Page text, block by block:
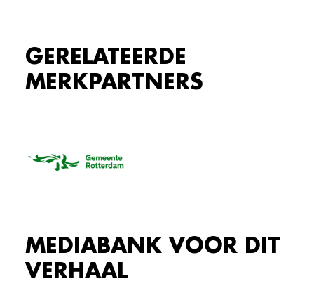
GERELATEERDE
MERKPARTNERS
MEDIABANK VOOR DIT
VERHAAL